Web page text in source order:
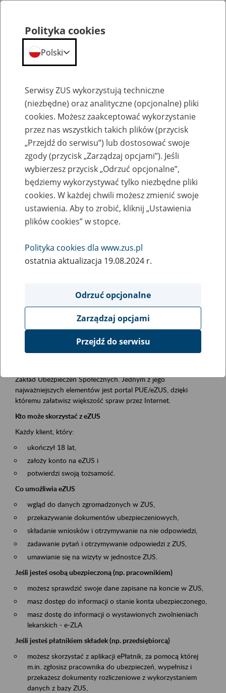
Szkolenia
Zaproś ZUS do siebie - zakładanie profili
eZUS w siedzibie Twojej firmy
Rodzaj wydarzenia
Szkolenia
Obszar merytoryczny
obsługa klientów
Opis wydarzenia
Platforma Usług Elektronicznych ZUS eZUS
Zakład Ubezpieczeń Społecznych. Jednym z jego
najważniejszych elementów jest portal PUE/eZUS, dzięki
któremu załatwisz większość spraw przez Internet.
Kto może skorzystać z eZUS
Każdy klient, który:
ukończył 18 lat,
założy konto na eZUS i
potwierdzi swoją tożsamość.
Co umożliwia eZUS
wgląd do danych zgromadzonych w ZUS,
przekazywanie dokumentów ubezpieczeniowych,
składanie wniosków i otrzymywanie na nie odpowiedzi,
zadawanie pytań i otrzymywanie odpowiedzi z ZUS,
umawianie się na wizyty w jednostce ZUS.
Jeśli jesteś osobą ubezpieczoną (np. pracownikiem)
możesz sprawdzić swoje dane zapisane na koncie w ZUS,
masz dostęp do informacji o stanie konta ubezpieczonego,
masz dostę do informacji o wystawionych zwolnieniach
lekarskich - e-ZLA
Jeśli jesteś płatnikiem składek (np. przedsiębiorcą)
możesz skorzystać z aplikacji ePłatnik, za pomocą której
m.in. zgłosisz pracownika do ubezpieczeń, wypełnisz i
przekażesz dokumenty rozliczeniowe z wykorzystaniem
danych z bazy ZUS,
Polityka cookies
Polski
Serwisy ZUS wykorzystują techniczne
(niezbędne) oraz analityczne (opcjonalne) pliki
cookies. Możesz zaakceptować wykorzystanie
przez nas wszystkich takich plików (przycisk
„Przejdź do serwisu”) lub dostosować swoje
zgody (przycisk „Zarządzaj opcjami”). Jeśli
wybierzesz przycisk „Odrzuć opcjonalne”,
będziemy wykorzystywać tylko niezbędne pliki
cookies. W każdej chwili możesz zmienić swoje
ustawienia. Aby to zrobić, kliknij „Ustawienia
plików cookies” w stopce.
Polityka cookies dla www.zus.pl
ostatnia aktualizacja 19.08.2024 r.
Odrzuć opcjonalne
Zarządzaj opcjami
Przejdź do serwisu